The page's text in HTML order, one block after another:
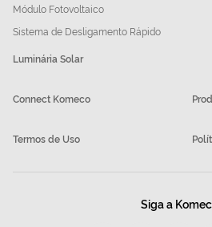
Módulo Fotovoltaico
Sistema de Desligamento Rápido
Luminária Solar
Connect Komeco
Termos de Uso
Siga a